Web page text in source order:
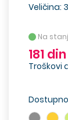
Veličina:
Na
181 din
Troškovi